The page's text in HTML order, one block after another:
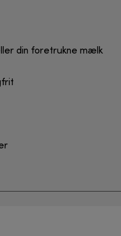
din foretrukne mælk